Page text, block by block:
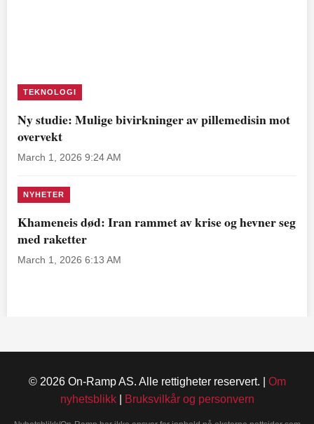
TEKNOLOGI
Ny studie: Mulige bivirkninger av pillemedisin mot
overvekt
March 1, 2026 9:24 AM
NYHETER
Khameneis død: Iran rammet av krise og hevner seg
med raketter
March 1, 2026 6:13 AM
© 2026 On-Ramp AS. Alle rettigheter reservert. | Om
nyhetsblikk| Bruksvilkår og personvern